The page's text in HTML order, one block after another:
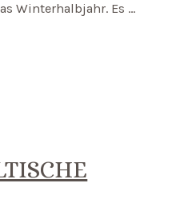
Winterhalbjahr. Es …